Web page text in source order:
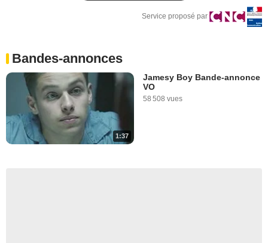
Service proposé par
Bandes-annonces
1:37
Jamesy Boy Bande-annonce
VO
58 508 vues